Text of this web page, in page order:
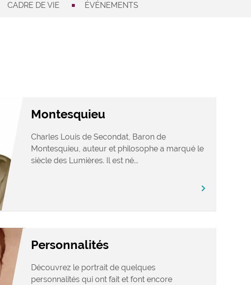
CADRE DE VIE ÉVÉNEMENTS
Montesquieu
Charles Louis de Secondat, Baron de
Montesquieu, auteur et philosophe a marqué le
siècle des Lumières. Il est né...
chevron_right
Personnalités
Découvrez le portrait de quelques
personnalités qui ont fait et font encore